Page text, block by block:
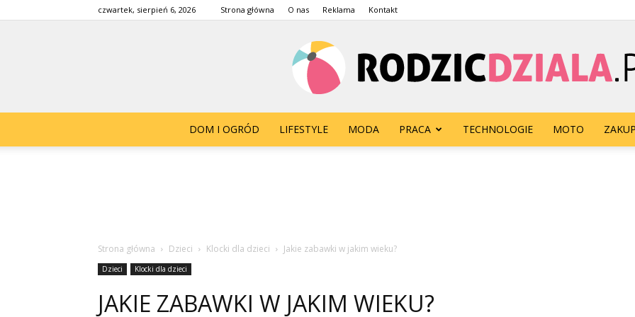
czwartek, sierpień 6, 2026 Strona główna O nas Reklama Kontakt
DOM I OGRÓD LIFESTYLE MODA PRACA TECHNOLOGIE MOTO
Strona główna Dzieci Klocki dla dzieci Jakie zabawki w jakim wieku?
Dzieci Klocki dla dzieci
JAKIE ZABAWKI W JAKIM WIEKU?